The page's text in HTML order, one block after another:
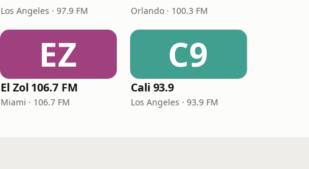
Los Angeles · 97.9 FM Orlando · 100.3 FM
EZ
El Zol 106.7 FM
Miami · 106.7 FM
C9
Cali 93.9
Los Angeles · 93.9 FM